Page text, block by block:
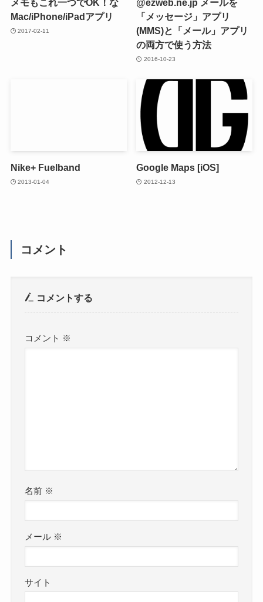
メモもこれ一つでOK！な
Mac/iPhone/iPadアプリ
2017-02-11
@ezweb.ne.jp メールを
「メッセージ」アプリ
(MMS)と「メール」アプリ
の両方で使う方法
2016-10-23
Nike+ Fuelband
2013-01-04
Google Maps [iOS]
2012-12-13
コメント
コメントする
コメント ※
名前 ※
メール ※
サイト